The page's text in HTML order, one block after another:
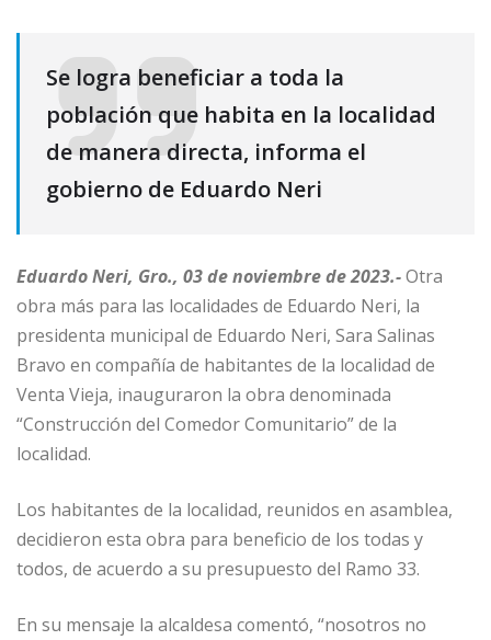
Se logra beneficiar a toda la
población que habita en la localidad
de manera directa, informa el
gobierno de Eduardo Neri
Eduardo Neri, Gro., 03 de noviembre de 2023.-Otra
obra más para las localidades de Eduardo Neri, la
presidenta municipal de Eduardo Neri, Sara Salinas
Bravo en compañía de habitantes de la localidad de
Venta Vieja, inauguraron la obra denominada
“Construcción del Comedor Comunitario” de la
localidad.
Los habitantes de la localidad, reunidos en asamblea,
decidieron esta obra para beneficio de los todas y
todos, de acuerdo a su presupuesto del Ramo 33.
En su mensaje la alcaldesa comentó, “nosotros no